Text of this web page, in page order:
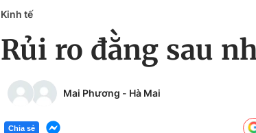
Kinh tế
Rủi ro đằng sau
Mai Phương - Hà Mai
Chia sẻ